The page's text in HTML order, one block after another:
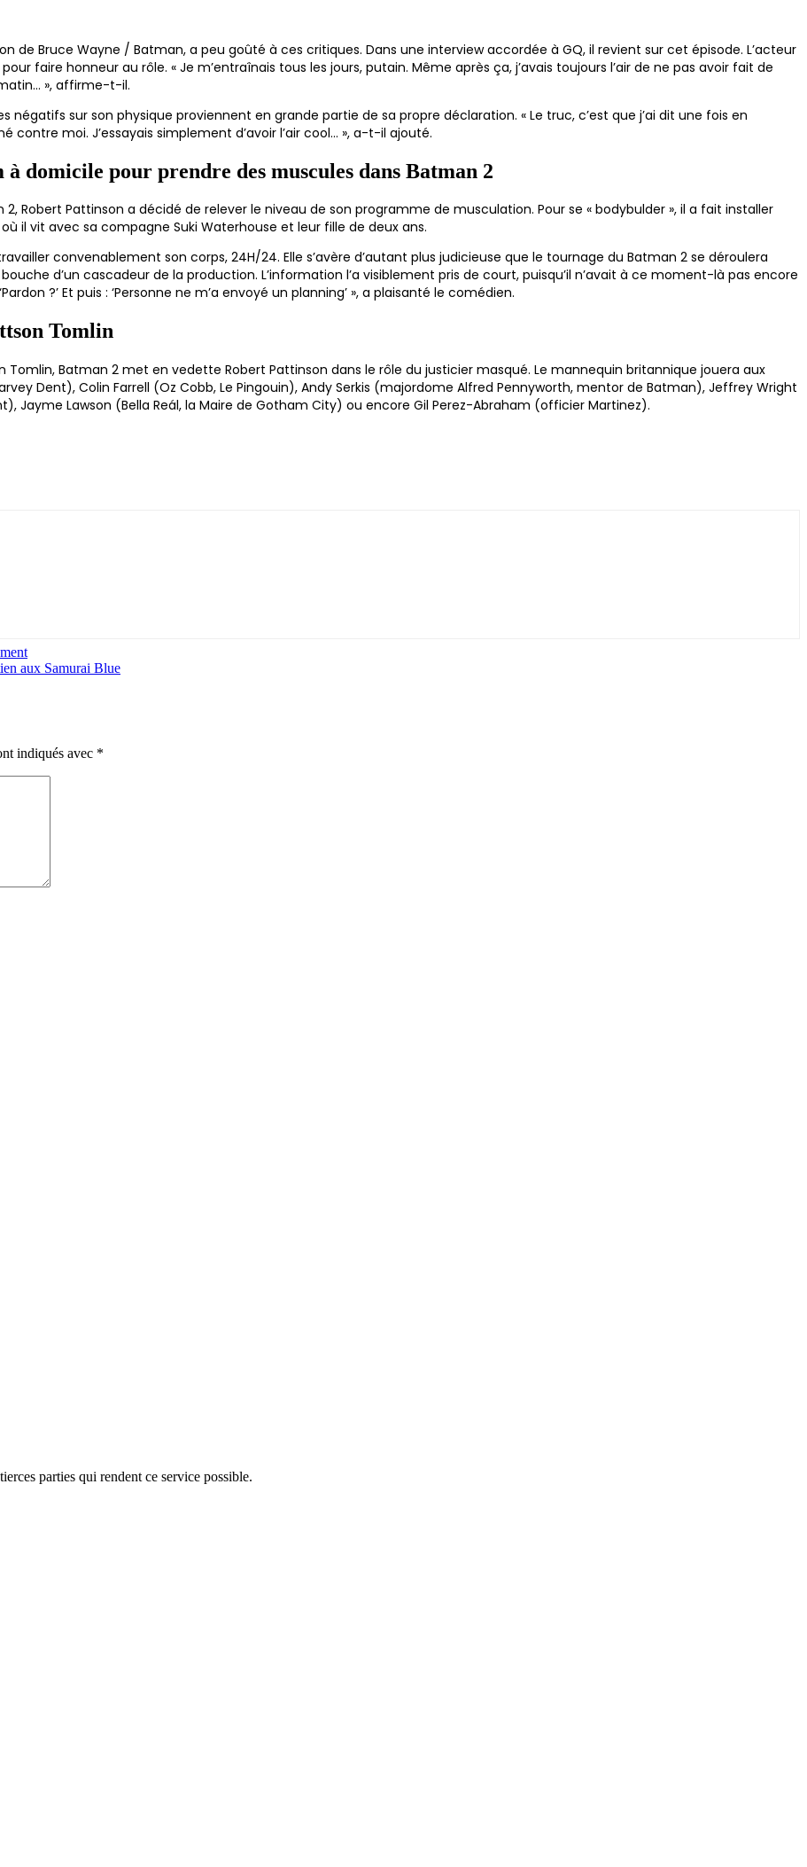
de Bruce Wayne / Batman, a peu goûté à ces critiques. Dans une interview accordée à GQ, il revient sur cet épisode. L’acteur
faire honneur au rôle. « Je m’entraînais tous les jours, putain. Même après ça, j’avais toujours l’air de ne pas avoir fait de
», affirme-t-il.
sur son physique proviennent en grande partie de sa propre déclaration. « Le truc, c’est que j’ai dit une fois en
contre moi. J’essayais simplement d’avoir l’air cool… », a-t-il ajouté.
domicile pour prendre des muscules dans Batman 2
Robert Pattinson a décidé de relever le niveau de son programme de musculation. Pour se « bodybulder », il a fait installer
il vit avec sa compagne Suki Waterhouse et leur fille de deux ans.
convenablement son corps, 24H/24. Elle s’avère d’autant plus judicieuse que le tournage du Batman 2 se déroulera
bouche d’un cascadeur de la production. L’information l’a visiblement pris de court, puisqu’il n’avait à ce moment-là pas encore
?’ Et puis : ‘Personne ne m’a envoyé un planning’ », a plaisanté le comédien.
Tomlin
Batman 2 met en vedette Robert Pattinson dans le rôle du justicier masqué. Le mannequin britannique jouera aux
Dent), Colin Farrell (Oz Cobb, Le Pingouin), Andy Serkis (majordome Alfred Pennyworth, mentor de Batman), Jeffrey Wright
Jayme Lawson (Bella Reál, la Maire de Gotham City) ou encore Gil Perez-Abraham (officier Martinez).
aux Samurai Blue
indiqués avec *
parties qui rendent ce service possible.